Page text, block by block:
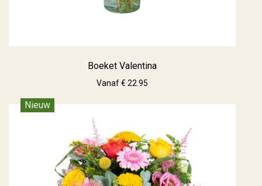
Boeket Valentina
Vanaf € 22.95
Nieuw